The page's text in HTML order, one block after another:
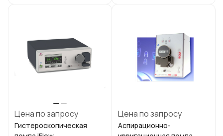
Цена по запросу
Гистероскопическая
Цена по запросу
Аспирационно-